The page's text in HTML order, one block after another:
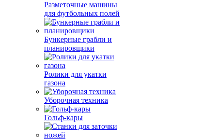
Разметочные машины
для футбольных полей
Бункерные грабли и
планировщики
Ролики для укатки
газона
Уборочная техника
Гольф-кары